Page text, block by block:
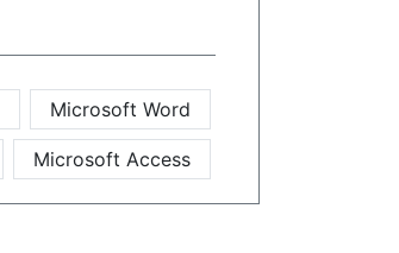
Microsoft Word
Microsoft Access